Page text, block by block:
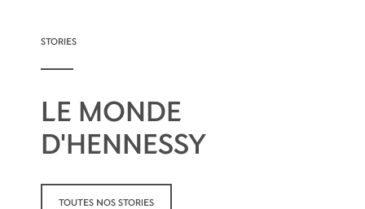
STORIES
LE MONDE
D'HENNESSY
TOUTES NOS STORIES